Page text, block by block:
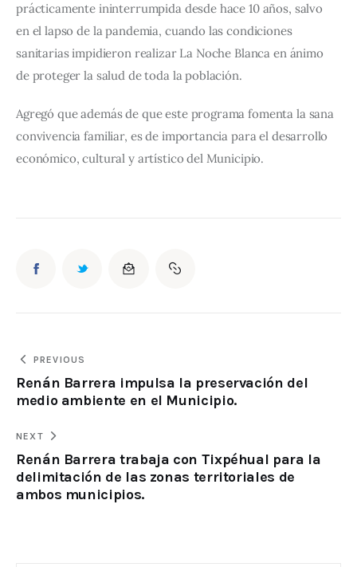
prácticamente ininterrumpida desde hace 10 años, salvo
en el lapso de la pandemia, cuando las condiciones
sanitarias impidieron realizar La Noche Blanca en ánimo
de proteger la salud de toda la población.
Agregó que además de que este programa fomenta la sana
convivencia familiar, es de importancia para el desarrollo
económico, cultural y artístico del Municipio.
PREVIOUS
Renán Barrera impulsa la preservación del
medio ambiente en el Municipio.
NEXT
Renán Barrera trabaja con Tixpéhual para la
delimitación de las zonas territoriales de
ambos municipios.